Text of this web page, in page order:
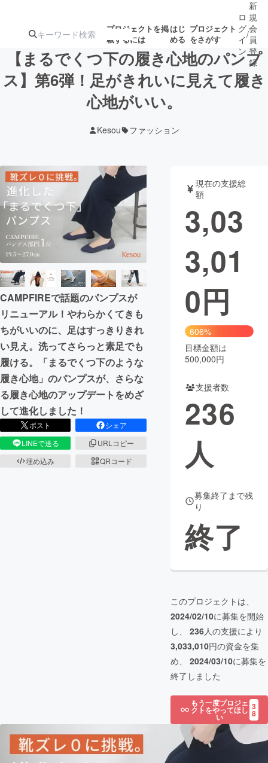
プロジェクトを掲
載するには
はじ
める
プロジェクト
をさがす
注目の新着プロ募集終了が近いプ
テクノロジー・ガジェット
映像・映画 書籍・雑誌
チャレンジ
まちづくり・地域活性化
CAMPFIRE for Social Good
CAMPFIRE Creation
CAMPFIREふるさと納税machi-ya コミュニティ
ロ
グ
イ
ン
/
新
規
会
員
登
録
【まるでくつ下の履き心地のパンプ
ス】第6弾！足がきれいに見えて履き
心地がいい。
Kesou ファッション
CAMPFIREで話題のパンプスが
リニューアル！やわらかくてきも
ちがいいのに、足はすっきりきれ
い見え。洗ってさらっと素足でも
履ける。「まるでくつ下のような
履き心地」のパンプスが、さらな
る履き心地のアップデートをめざ
して進化しました！
ポスト
シェア
LINEで送る
URLコピー
埋め込み
QRコード
現在の支援総
額
3,03
3,01
0円
606%
目標金額は
500,000円
支援者数
236
人
募集終了まで残
り
終了
このプロジェクトは、
2024/02/10に募集を開始
し、 236人の支援により
3,033,010円の資金を集
め、 2024/03/10に募集を
終了しました
もう一度プロジェ
クトをやってほし
い
3
8